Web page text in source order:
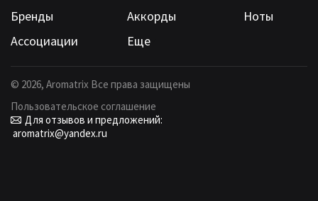
Бренды
Аккорды
Ноты
Ассоциации
Еще
© 2026, Aromatrix Все права защищены
Пользовательское соглашение
Для отзывов и предложений:
aromatrix@yandex.ru